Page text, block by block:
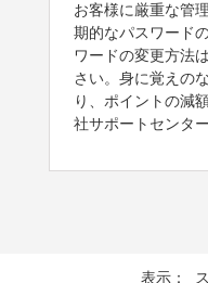
お客様に厳重な管
期的なパスワード
ワードの変更方法は
さい。身に覚えの
り、ポイントの減
社サポートセンタ
表示：